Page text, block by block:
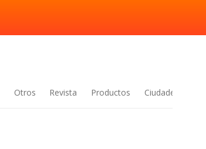
Otros Revista Productos Ciudades